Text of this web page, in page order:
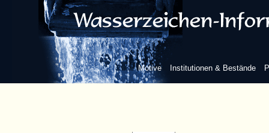
Motive Institutionen & Bestände
frei, gotische Form, mit Beizeichen
Blume/Blatt